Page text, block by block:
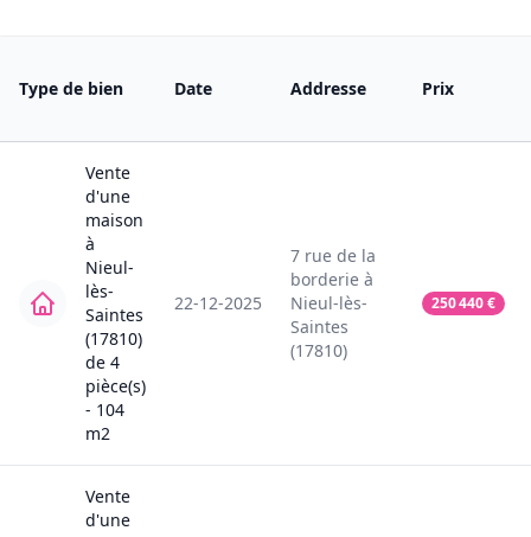
Type de bien Date Addresse Prix
Vente
d'une
maison
à
Nieul-
lès-
Saintes
(17810)
de 4
pièce(s)
- 104
m2
22-12-2025
7 rue de la
borderie à
Nieul-lès-
Saintes
(17810)
250 440€
Vente
d'une